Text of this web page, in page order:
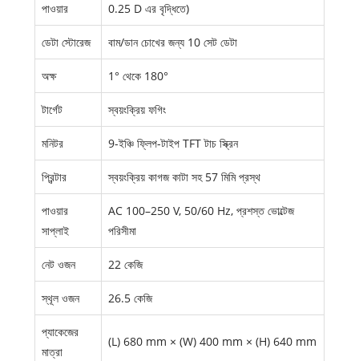
পাওয়ার
0.25 D এর বৃদ্ধিতে)
ডেটা স্টোরেজ বাম/ডান চোখের জন্য 10 সেট ডেটা
অক্ষ 1° থেকে 180°
টার্গেট স্বয়ংক্রিয় ফগিং
মনিটর 9-ইঞ্চি ফ্লিপ-টাইপ TFT টাচ স্ক্রিন
প্রিন্টার স্বয়ংক্রিয় কাগজ কাটা সহ 57 মিমি প্রস্থ
পাওয়ার
সাপ্লাই
AC 100–250 V, 50/60 Hz, প্রশস্ত ভোল্টেজ
পরিসীমা
নেট ওজন 22 কেজি
স্থূল ওজন 26.5 কেজি
প্যাকেজের
মাত্রা
(L) 680 mm × (W) 400 mm × (H) 640 mm